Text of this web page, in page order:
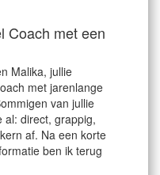
Coach met een
Malika, jullie
met jarenlange
van jullie
al: direct, grappig,
af. Na een korte
ben ik terug